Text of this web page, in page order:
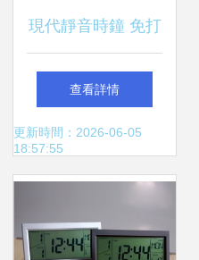
現代靜音時鐘 免打
孔掛鐘，讓每一秒
都簡約優雅
查看詳情
更新時間：2026-06-05
18:57:55